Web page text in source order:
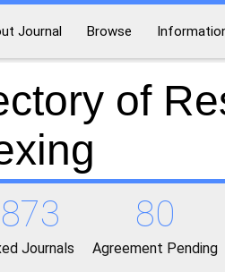
Journal Browse
of
Journals
80
Agreement Pending